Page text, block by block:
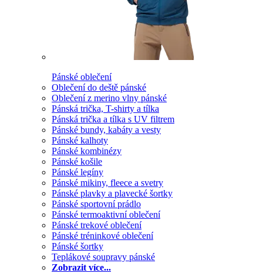
Pánské oblečení
Oblečení do deště pánské
Oblečení z merino vlny pánské
Pánská trička, T-shirty a tílka
Pánská trička a tílka s UV filtrem
Pánské bundy, kabáty a vesty
Pánské kalhoty
Pánské kombinézy
Pánské košile
Pánské legíny
Pánské mikiny, fleece a svetry
Pánské plavky a plavecké šortky
Pánské sportovní prádlo
Pánské termoaktivní oblečení
Pánské trekové oblečení
Pánské tréninkové oblečení
Pánské šortky
Teplákové soupravy pánské
Zobrazit více...